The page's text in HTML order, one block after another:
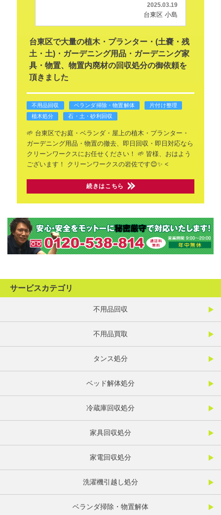
2025.03.19
台東区 小島
台東区で大量の植木・プランター・(土嚢・残
土・土)・ガーデニング用品・ガーデニング家
具・物置、物置内廃材の回収処分の御依頼を
頂きました
不用品回収 ベランダ掃除・物置解体
片付け整理
植木処分
石・土・砂利回収
🌱 台東区でお庭・ベランダ・屋上の植木・プランター・
ガーデニング用品・物置の撤去、即日回収・即日対応なら
クリーンワークスにお任せください！ 🌱 皆様、おはよう
ございます！
クリーンワークスの岩佐です😊✨ <
続きはこちら
サービスカテゴリ
不用品回収
不用品買取
タンス処分
ベッド解体処分
冷蔵庫回収処分
家具回収処分
家電回収処分
洗濯機引越し処分
ベランダ掃除・物置解体